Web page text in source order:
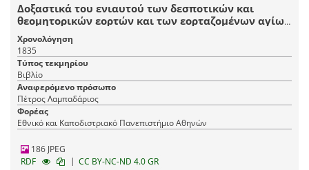
Δοξαστικά του ενιαυτού των δεσποτικών και
θεομητορικών εορτών και των εορταζομένων αγίων
μελισθέντα παρά Πέτρου λαμπαδαρίου του
Πελοποννησίου
Χρονολόγηση
1835
Τύπος τεκμηρίου
Βιβλίο
Αναφερόμενο πρόσωπο
Πέτρος Λαμπαδάριος
Φορέας
Εθνικό και Καποδιστριακό Πανεπιστήμιο Αθηνών
186 JPEG
RDF
| CC BY-NC-ND 4.0 GR